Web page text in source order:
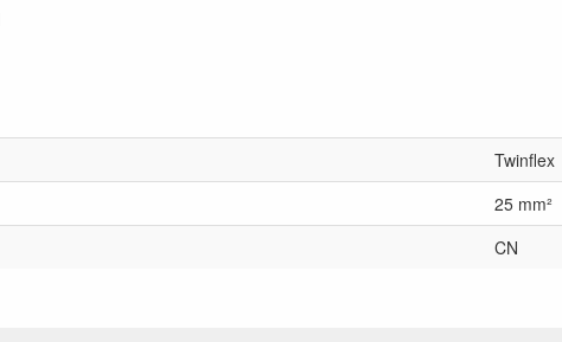
Twinflex
25 mm²
CN